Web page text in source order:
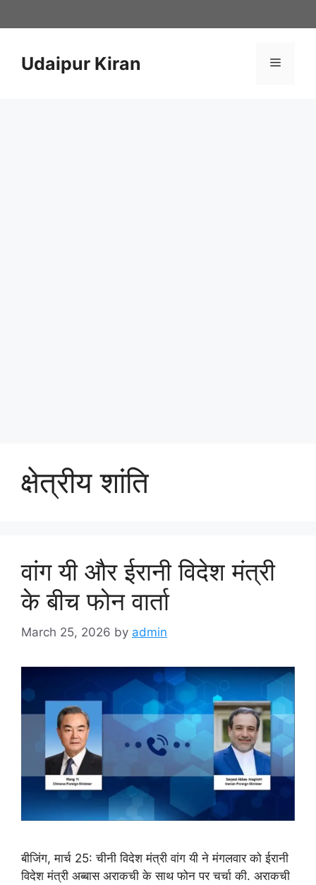
to
Udaipur Kiran Menu
क्षेत्रीय शांति
वांग यी और ईरानी विदेश मंत्री
के बीच फोन वार्ता
March 25, 2026 by admin
बीजिंग, मार्च 25: चीनी विदेश मंत्री वांग यी ने मंगलवार को ईरानी
विदेश मंत्री अब्बास अराकची के साथ फोन पर चर्चा की. अराकची